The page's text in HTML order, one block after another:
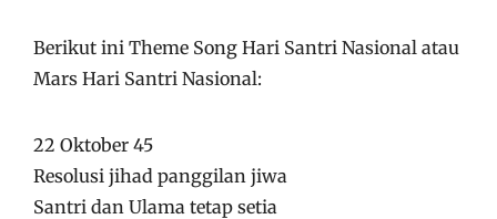
Berikut ini Theme Song Hari Santri Nasional atau
Mars Hari Santri Nasional:
22 Oktober 45
Resolusi jihad panggilan jiwa
Santri dan Ulama tetap setia